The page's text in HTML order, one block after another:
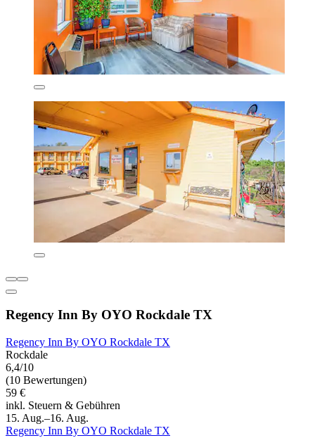
Regency Inn By OYO Rockdale TX
Regency Inn By OYO Rockdale TX
Rockdale
6,4/10
(10 Bewertungen)
59 €
inkl. Steuern & Gebühren
15. Aug.–16. Aug.
Regency Inn By OYO Rockdale TX